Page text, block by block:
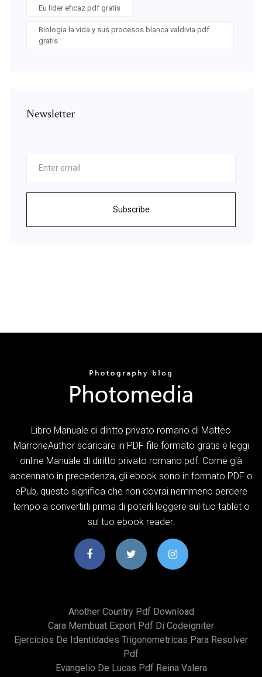
Eu lider eficaz pdf gratis
Biologia la vida y sus procesos blanca valdivia pdf
gratis
Newsletter
Subscribe
Libro Manuale di diritto privato romano di Matteo
MarroneAuthor scaricare in PDF file formato gratis e leggi
online Manuale di diritto privato romano pdf. Come già
accennato in precedenza, gli ebook sono in formato PDF o
ePub, questo significa che non dovrai nemmeno perdere
tempo a convertirli prima di poterli leggere sul tuo tablet o
sul tuo ebook reader.
Another Country Pdf Download
Cara Membuat Export Pdf Di Codeigniter
Ejercicios De Identidades Trigonometricas Para Resolver
Pdf
Evangelio De Lucas Pdf Reina Valera